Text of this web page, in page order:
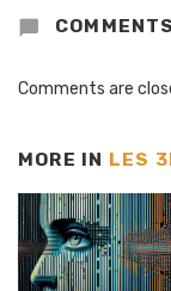
COMMENTS
Comments are
MORE IN LES